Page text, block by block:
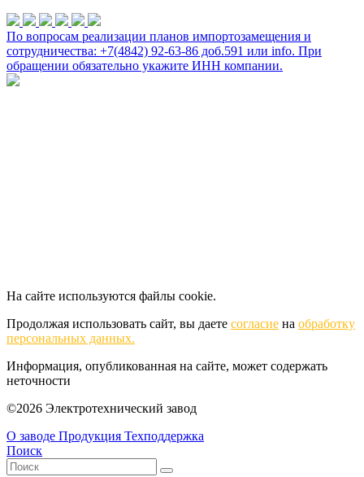
По вопросам реализации планов импортозамещения и
сотрудничества: +7(4842) 92-63-86 доб.591 или info. При
обращении обязательно укажите ИНН компании.
На сайте используются файлы cookie.
Продолжая использовать сайт, вы даете согласие на обработку
персональных данных.
Информация, опубликованная на сайте, может содержать
неточности
©2026 Электротехнический завод
О заводе Продукция Техподдержка
Поиск